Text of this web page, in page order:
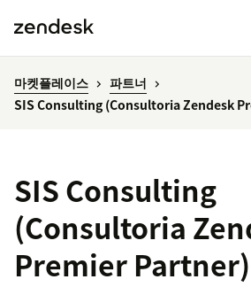
마켓플레이스
파트너
SIS Consulting (Consultoria Zendesk
SIS Consulting
(Consultoria
Premier Partner)